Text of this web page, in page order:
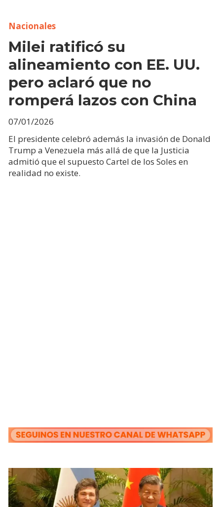
Milei ratificó su
alineamiento con EE. UU.
pero aclaró que no
romperá lazos con China
El presidente celebró además la invasión de Donald
Trump a Venezuela más allá de que la Justicia
admitió que el supuesto Cartel de los Soles en
realidad no existe.
Nacionales
07/01/2026